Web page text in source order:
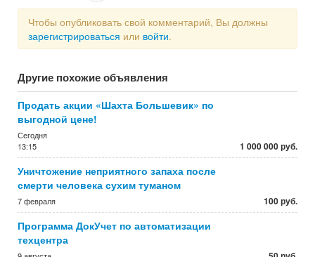
Чтобы опубликовать свой комментарий, Вы должны
зарегистрироваться или войти.
Другие похожие объявления
Продать акции «Шахта Большевик» по
выгодной цене!
Сегодня
13:15
1 000 000 руб.
Уничтожение неприятного запаха после
смерти человека сухим туманом
7 февраля 100 руб.
Программа ДокУчет по автоматизации
техцентра